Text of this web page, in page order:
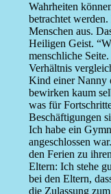
Wahrheiten
betrachtet
Menschen aus.
Heiligen Geist.
menschliche
Verhältnis
Kind einer Nanny
bewirken kaum
was für
Beschäftigungen
Ich habe ein
angeschlossen
den Ferien zu
Eltern: Ich stehe
bei den Eltern,
die Zulassung